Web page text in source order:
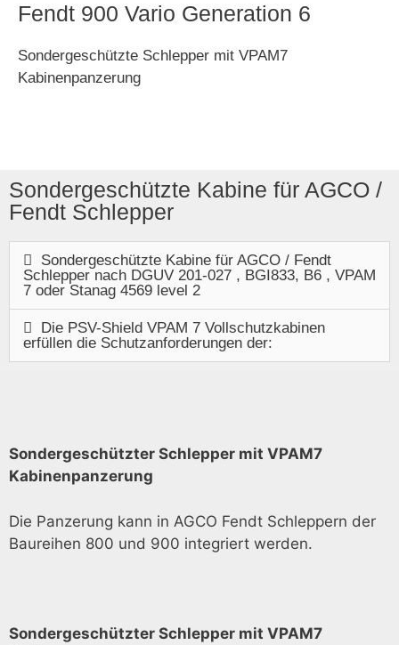
Fendt 900 Vario Generation 6
Sondergeschützte Schlepper mit VPAM7
Kabinenpanzerung
Sondergeschützte Kabine für AGCO /
Fendt Schlepper
Sondergeschützte Kabine für AGCO / Fendt
Schlepper nach DGUV 201-027 , BGI833, B6 , VPAM
7 oder Stanag 4569 level 2
Die PSV-Shield VPAM 7 Vollschutzkabinen
erfüllen die Schutzanforderungen der:
Sondergeschützter Schlepper mit VPAM7
Kabinenpanzerung
Die Panzerung kann in AGCO Fendt Schleppern der
Baureihen 800 und 900 integriert werden.
Sondergeschützter Schlepper mit VPAM7